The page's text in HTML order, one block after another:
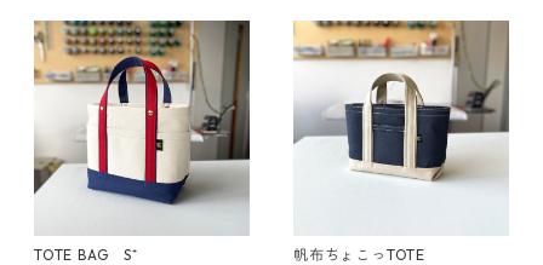
TOTE BAG S⁺ 帆布ちょこっTOTE